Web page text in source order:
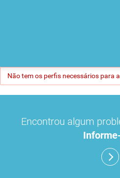
Não tem os perfis necessários para
Encontrou algum